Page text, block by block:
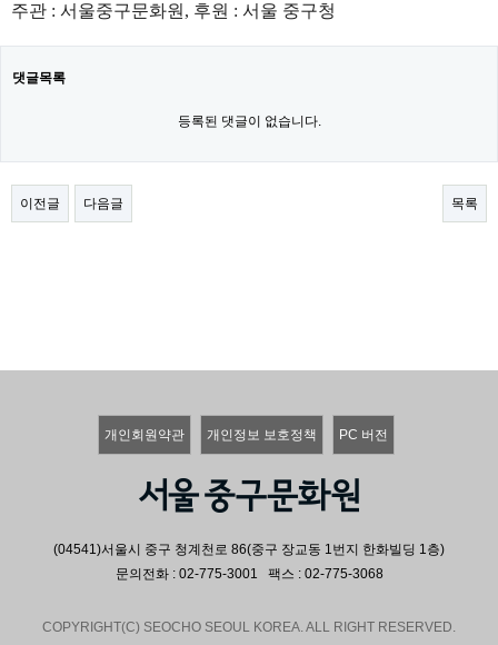
주관 : 서울중구문화원 , 후원 : 서울 중구청
댓글목록
등록된 댓글이 없습니다.
이전글 다음글 목록
개인회원약관 개인정보 보호정책 PC 버전
(04541)서울시 중구 청계천로 86(중구 장교동 1번지 한화빌딩 1층)
문의전화 : 02-775-3001 팩스 : 02-775-3068
COPYRIGHT(C) SEOCHO SEOUL KOREA. ALL RIGHT RESERVED.